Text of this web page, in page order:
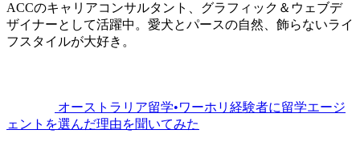
ACCのキャリアコンサルタント、グラフィック＆ウェブデ
ザイナーとして活躍中。愛犬とパースの自然、飾らないライ
フスタイルが大好き。
オーストラリア留学•ワーホリ経験者に留学エージ
ェントを選んだ理由を聞いてみた